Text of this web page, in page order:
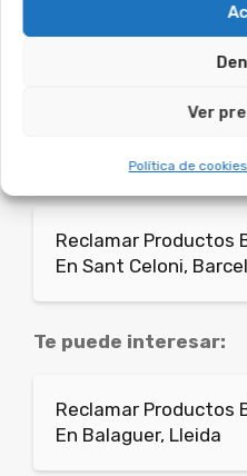
Ver
Política de cookies
Reclamar Productos
Te puede interesar:
Reclamar Productos
En Sant Celoni,
Te puede interesar:
Reclamar Productos
En Balaguer, Lleida